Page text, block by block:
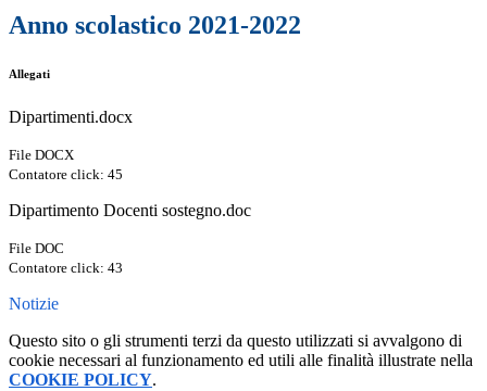
Anno scolastico 2021-2022
Allegati
Dipartimenti.docx
File DOCX
Contatore click: 45
Dipartimento Docenti sostegno.doc
File DOC
Contatore click: 43
Notizie
Questo sito o gli strumenti terzi da questo utilizzati si avvalgono di
cookie necessari al funzionamento ed utili alle finalità illustrate nella
COOKIE POLICY.